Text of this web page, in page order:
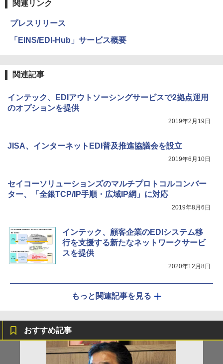
関連リンク
プレスリリース
「EINS/EDI-Hub」サービス概要
関連記事
インテック、EDIアウトソーシングサービスで2拠点運用
のオプションを提供
2019年2月19日
JISA、インターネットEDI普及推進協議会を設立
2019年6月10日
セイコーソリューションズのマルチプロトコルコンバー
ター、「全銀TCP/IP手順・広域IP網」に対応
2019年8月6日
インテック、顧客企業のEDIシステム移
行を支援する新たなネットワークサービ
スを提供
2020年12月8日
もっと関連記事を見る
おすすめ記事